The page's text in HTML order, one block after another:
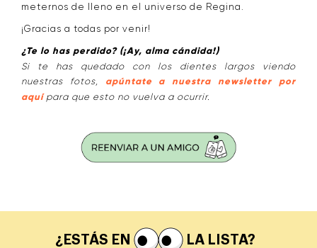
meternos de lleno en el universo de Regina.
¡Gracias a todas por venir!
¿Te lo has perdido? (¡Ay, alma cándida!)
Si te has quedado con los dientes largos viendo
nuestras fotos, apúntate a nuestra newsletter por
aquípara que esto no vuelva a ocurrir.
¿ESTÁS EN
LA LISTA?